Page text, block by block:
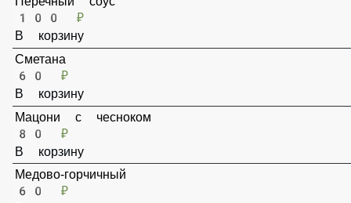
Перечный соус
100 ₽
В корзину
Сметана
60 ₽
В корзину
80 ₽
В корзину